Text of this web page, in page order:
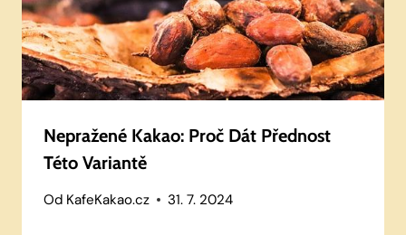
Nepražené Kakao: Proč Dát Přednost
Této Variantě
Od KafeKakao.cz 31. 7. 2024